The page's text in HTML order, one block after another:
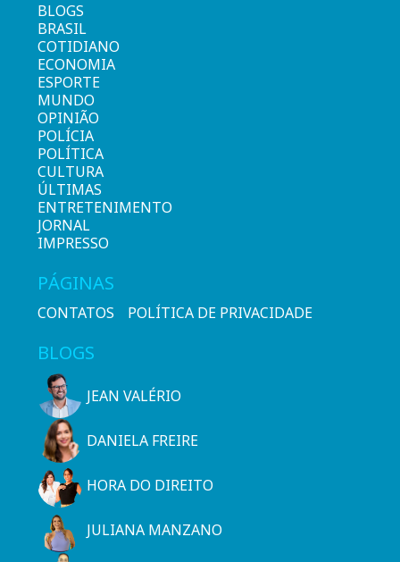
BLOGS
BRASIL
COTIDIANO
ECONOMIA
ESPORTE
MUNDO
OPINIÃO
POLÍCIA
POLÍTICA
CULTURA
ÚLTIMAS
ENTRETENIMENTO
JORNAL
IMPRESSO
PÁGINAS
CONTATOS POLÍTICA DE PRIVACIDADE
BLOGS
JEAN VALÉRIO
DANIELA FREIRE
HORA DO DIREITO
JULIANA MANZANO